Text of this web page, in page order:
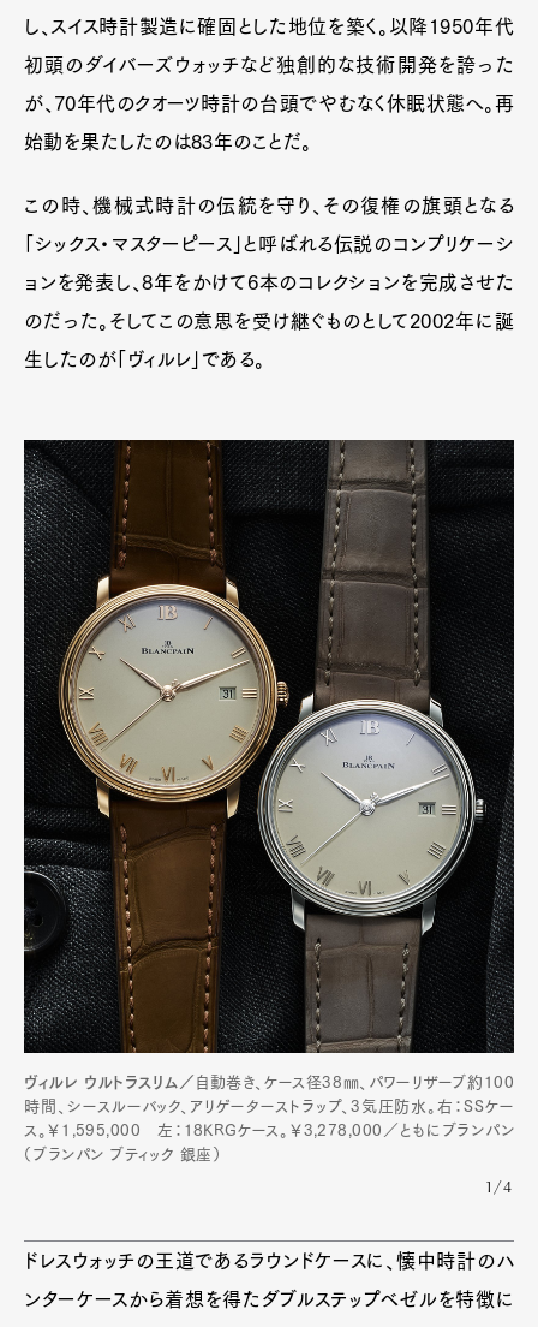
し、スイス時計製造に確固とした地位を築く。以降1950年代
初頭のダイバーズウォッチなど独創的な技術開発を誇った
が、70年代のクオーツ時計の台頭でやむなく休眠状態へ。再
始動を果たしたのは83年のことだ。
この時、機械式時計の伝統を守り、その復権の旗頭となる
「シックス・マスターピース」と呼ばれる伝説のコンプリケーシ
ョンを発表し、8年をかけて6本のコレクションを完成させた
のだった。そしてこの意思を受け継ぐものとして2002年に誕
生したのが「ヴィルレ」である。
ヴィルレ ウルトラスリム／ 自動巻き、ケース径38㎜、パワーリザーブ約100
時間、シースルーバック、アリゲーターストラップ、3気圧防水。右：SSケー
ス。￥1,595,000 左：18KRGケース。￥3,278,000／ともにブランパン
（ブランパン ブティック 銀座）
1/4
ドレスウォッチの王道であるラウンドケースに、懐中時計のハ
ンターケースから着想を得たダブルステップベゼルを特徴に